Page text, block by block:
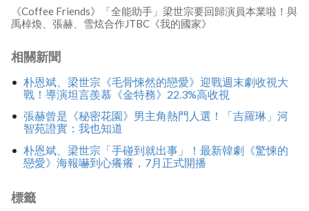
《Coffee Friends》「全能助手」梁世宗要回歸演員本業啦！與
禹棹煥、張赫、雪炫合作JTBC《我的國家》
相關新聞
朴恩斌、梁世宗《毛骨悚然的戀愛》迎戰週末劇收視大
戰！導演坦言羨慕《金特務》22.3%高收視
張赫曾是《秘密花園》男主角熱門人選！「吉羅琳」河
智苑證實：我也知道
朴恩斌、梁世宗「手碰到就出事」！最新韓劇《驚悚的
戀愛》海報嚇到心癢癢，7月正式開播
標籤